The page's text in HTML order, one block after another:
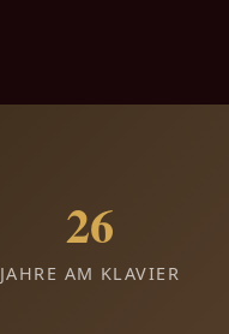
27
JAHRE AM KLAVIER